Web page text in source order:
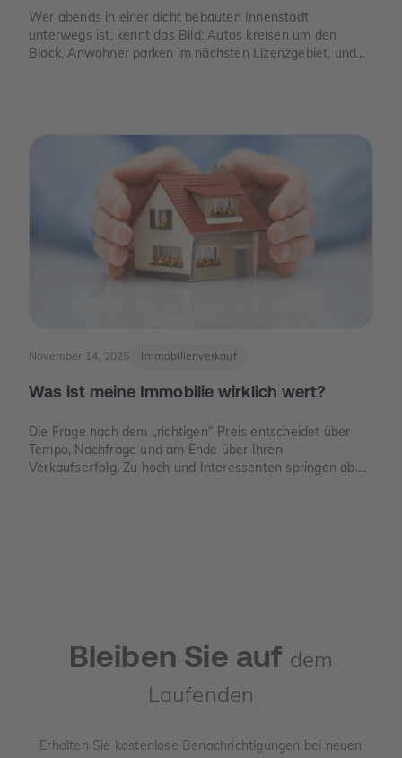
Wer abends in einer dicht bebauten Innenstadt
unterwegs ist, kennt das Bild: Autos kreisen um den
Block, Anwohner parken im nächsten Lizenzgebiet, und
und E-Mobilität den Wert eines Stellplatzes oder einer
Garage verändern können.
November 14, 2025 Immobilienverkauf
Was ist meine Immobilie wirklich wert?
Die Frage nach dem „richtigen“ Preis entscheidet über
Tempo, Nachfrage und am Ende über Ihren
Verkaufserfolg. Zu hoch und Interessenten springen ab.
Bleiben Sie auf dem
Laufenden
Erhalten Sie kostenlose Benachrichtigungen bei neuen